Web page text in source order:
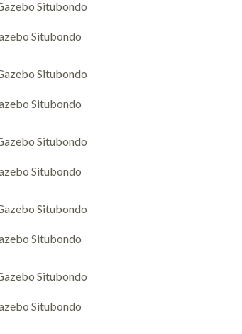
Situbondo
Situbondo
Situbondo
Situbondo
Situbondo